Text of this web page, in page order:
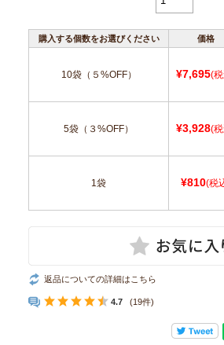
購入する個数をお選びください 価格
10袋（５%OFF） ¥7,695(
5袋（３%OFF） ¥3,928(
1袋 ¥810(税
返品についての詳細はこちら
4.7 (19件)